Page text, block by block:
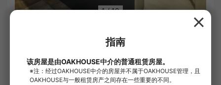
1/19
中介费 租金的1.1个月份
担保公司
需要订阅